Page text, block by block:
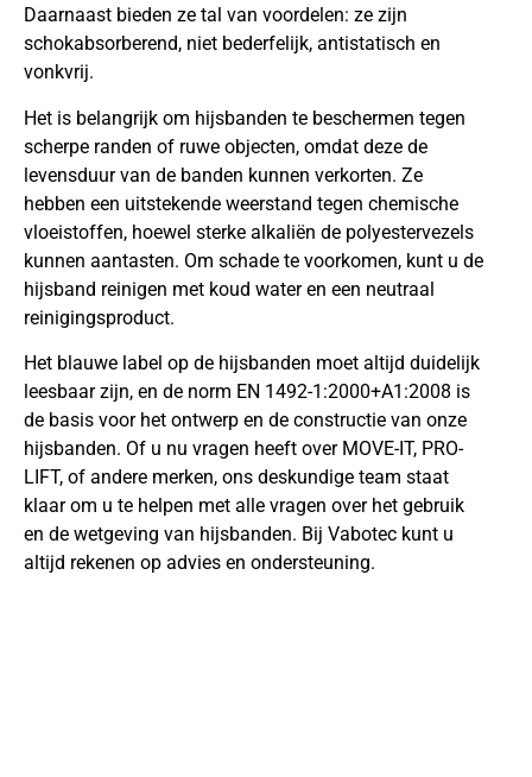
Daarnaast bieden ze tal van voordelen: ze zijn
schokabsorberend, niet bederfelijk, antistatisch en
vonkvrij.
Het is belangrijk om hijsbanden te beschermen tegen
scherpe randen of ruwe objecten, omdat deze de
levensduur van de banden kunnen verkorten. Ze
hebben een uitstekende weerstand tegen chemische
vloeistoffen, hoewel sterke alkaliën de polyestervezels
kunnen aantasten. Om schade te voorkomen, kunt u de
hijsband reinigen met koud water en een neutraal
reinigingsproduct.
Het blauwe label op de hijsbanden moet altijd duidelijk
leesbaar zijn, en de norm EN 1492-1:2000+A1:2008 is
de basis voor het ontwerp en de constructie van onze
hijsbanden. Of u nu vragen heeft over MOVE-IT, PRO-
LIFT, of andere merken, ons deskundige team staat
klaar om u te helpen met alle vragen over het gebruik
en de wetgeving van hijsbanden. Bij Vabotec kunt u
altijd rekenen op advies en ondersteuning.